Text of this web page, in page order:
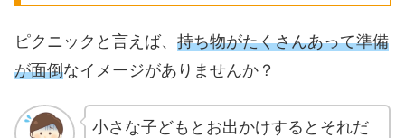
ピクニックと言えば、 持ち物がたくさんあって準備
が面倒なイメージがありませんか？
小さな子どもとお出かけするとそれだ